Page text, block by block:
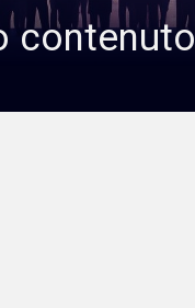
contenuto